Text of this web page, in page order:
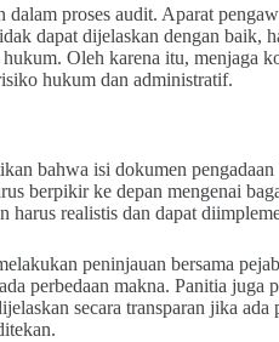
proses audit. Aparat
dapat dijelaskan dengan baik,
Oleh karena itu, menjaga
hukum dan administratif.
bahwa isi dokumen
berpikir ke depan mengenai
harus realistis dan dapat
peninjauan bersama
perbedaan makna. Panitia juga
secara transparan jika